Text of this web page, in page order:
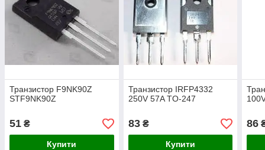
Транзистор F9NK90Z
STF9NK90Z
51 ₴
Купити
Транзистор IRFP4332
250V 57A TO-247
83₴
Купити
86